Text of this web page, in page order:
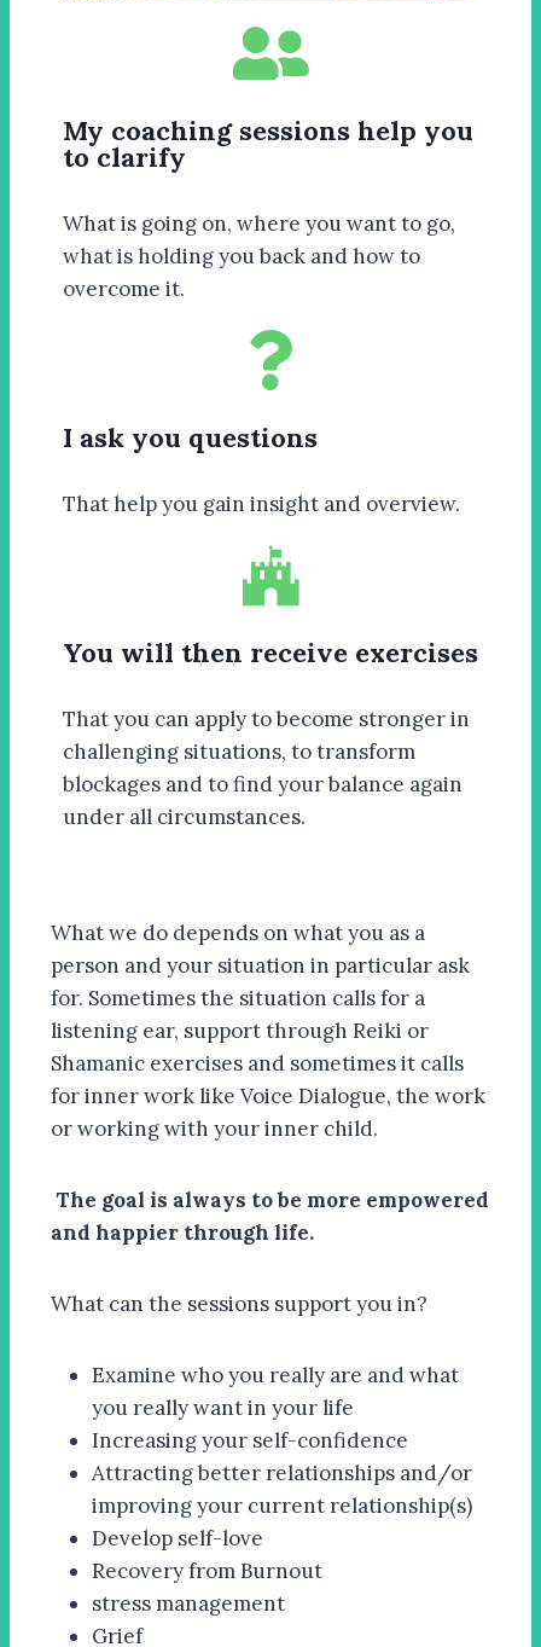
My coaching sessions help you
to clarify
What is going on, where you want to go,
what is holding you back and how to
overcome it.
I ask you questions
That help you gain insight and overview.
You will then receive exercises
That you can apply to become stronger in
challenging situations, to transform
blockages and to find your balance again
under all circumstances.
What we do depends on what you as a
person and your situation in particular ask
for. Sometimes the situation calls for a
listening ear, support through Reiki or
Shamanic exercises and sometimes it calls
for inner work like Voice Dialogue, the work
or working with your inner child.
The goal is always to be more empowered
and happier through life.
What can the sessions support you in?
Examine who you really are and what
you really want in your life
Increasing your self-confidence
Attracting better relationships and/or
improving your current relationship(s)
Develop self-love
Recovery from Burnout
stress management
Grief